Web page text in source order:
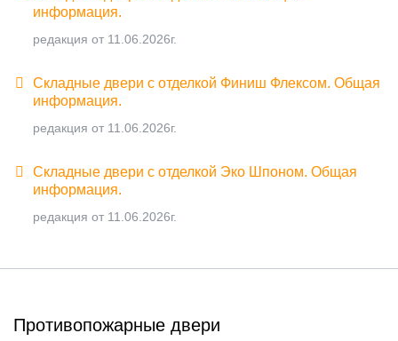
информация.
редакция от 11.06.2026г.
Складные двери с отделкой Финиш Флексом. Общая
информация.
редакция от 11.06.2026г.
Складные двери с отделкой Эко Шпоном. Общая
информация.
редакция от 11.06.2026г.
Противопожарные двери